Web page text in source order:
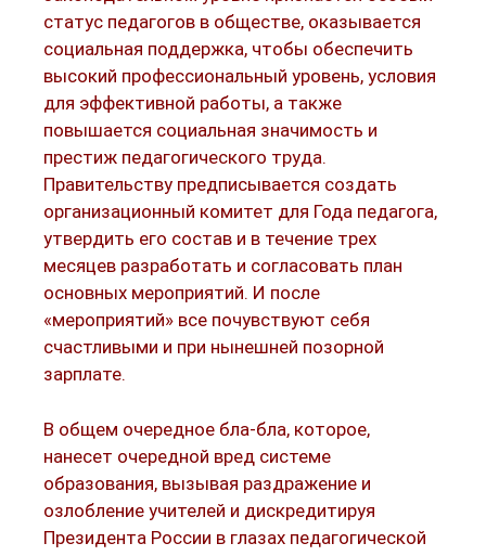
статус педагогов в обществе, оказывается
социальная поддержка, чтобы обеспечить
высокий профессиональный уровень, условия
для эффективной работы, а также
повышается социальная значимость и
престиж педагогического труда.
Правительству предписывается создать
организационный комитет для Года педагога,
утвердить его состав и в течение трех
месяцев разработать и согласовать план
основных мероприятий. И после
«мероприятий» все почувствуют себя
счастливыми и при нынешней позорной
зарплате.
В общем очередное бла-бла, которое,
нанесет очередной вред системе
образования, вызывая раздражение и
озлобление учителей и дискредитируя
Президента России в глазах педагогической